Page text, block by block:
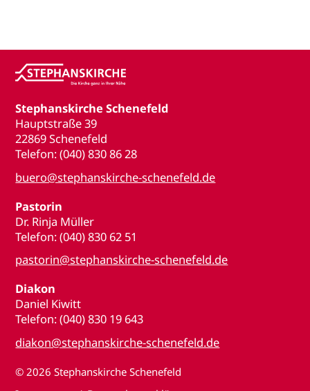
Stephanskirche Schenefeld
Hauptstraße 39
22869 Schenefeld
Telefon: (040) 830 86 28
buero@stephanskirche-schenefeld.de
Pastorin
Dr. Rinja Müller
Telefon: (040) 830 62 51
pastorin@stephanskirche-schenefeld.de
Diakon
Daniel Kiwitt
Telefon: (040) 830 19 643
diakon@stephanskirche-schenefeld.de
© 2026 Stephanskirche Schenefeld